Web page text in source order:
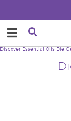
Discover Essential Oils Die